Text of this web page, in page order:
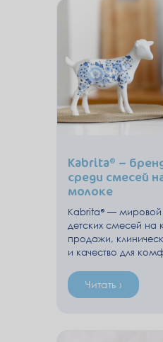
Kabrita® –
среди смесей
молоке
Kabrita® — мировой
детских смесей на
продажи,
и качество для
Читать ›